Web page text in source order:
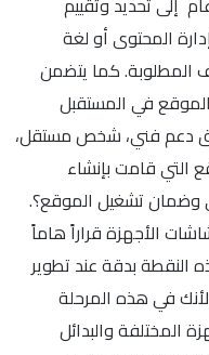
المحتوى أو لغة
المطلوبة. كما يتضمن
الموقع في المستقبل
دعم فني، شخص مستقل،
التي قامت بإنشاء
وضمان تشغيل الموقع؟.
الأجهزة قراراً هاماً
النقطة بدقة عند تطوير
في هذه المرحلة
المختلفة والبدائل